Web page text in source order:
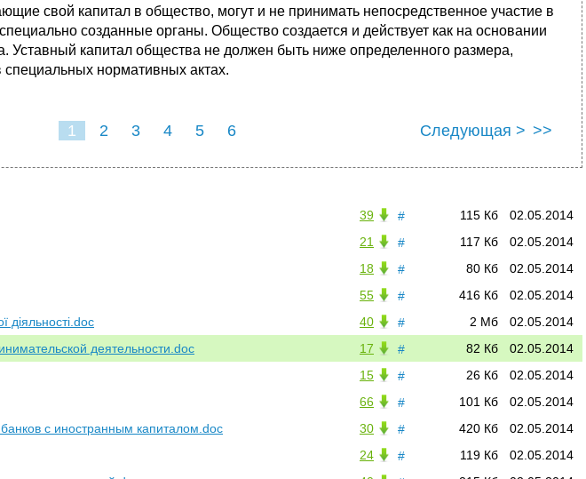
свой капитал в общество, могут и не принимать непосредственное участие в
созданные органы. Общество создается и действует как на основании
Уставный капитал общества не должен быть ниже определенного размера,
специальных нормативных актах.
1 2 3 4 5 6 Следующая > >>
# 02.05.2014
115 Кб
39
#
02.05.2014
117 Кб
21
#
02.05.2014
80 Кб
18
#
02.05.2014
416 Кб
55
#
02.05.2014
2 Мб
40
діяльності.doc
#
02.05.2014
82 Кб
17
деятельности.doc
#
02.05.2014
26 Кб
15
#
02.05.2014
101 Кб
66
#
02.05.2014
420 Кб
30
с иностранным капиталом.doc
#
02.05.2014
119 Кб
24